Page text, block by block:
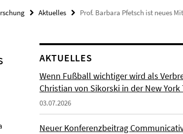
Aktuelles
Prof. Barbara Pfetsch ist neues
AKTUELLES
Wenn Fußball wichtiger wird als
Christian von Sikorski in der New
03.07.2026
Neuer Konferenzbeitrag